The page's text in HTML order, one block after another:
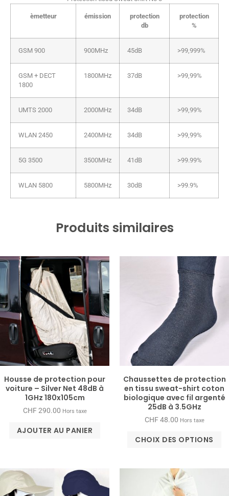
èmetteur émission
protection
db
protection
%
GSM 900 900MHz 45dB >99,999%
GSM + DECT
1800
1800MHz 37dB >99,99%
UMTS 2000 2000MHz 34dB >99,99%
WLAN 2450 2400MHz 34dB >99,99%
5G 3500 3500MHz 41dB >99.99%
WLAN 5800 5800MHz 30dB >99.9%
Produits similaires
Housse de protection pour
voiture – Silver Net 48dB à
1GHz 180x105cm
CHF290.00 Hors taxe
AJOUTER AU PANIER
Chaussettes de protection
en tissu sweat-​shirt coton
biologique avec fil argenté
25dB à 3.5GHz
CHF48.00 Hors taxe
CHOIX DES OPTIONS